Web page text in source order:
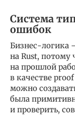
Система
ошибок
Бизнес-логика
на Rust,
на прошлой
в качестве
можно
была
и проверить,